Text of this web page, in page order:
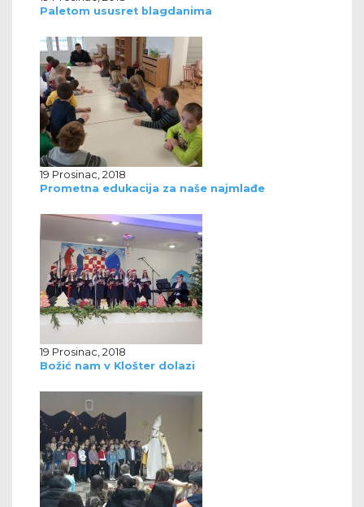
Paletom ususret blagdanima
19 Prosinac, 2018
Prometna edukacija za naše najmlađe
19 Prosinac, 2018
Božić nam v Klošter dolazi